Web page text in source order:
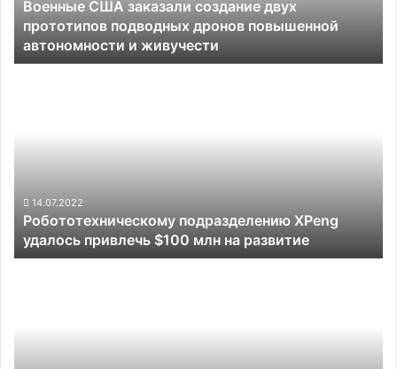
дронов
повышенной
автономности
и
Военные США заказали создание двух
прототипов подводных дронов повышенной
автономности и живучести
на
развитие
14.07.2022
Робототехническому подразделению XPeng
удалось привлечь $100 млн на развитие